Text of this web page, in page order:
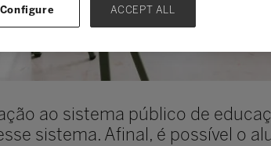
ao sistema público de
sistema. Afinal, é possível o
Configure ACCEPT ALL